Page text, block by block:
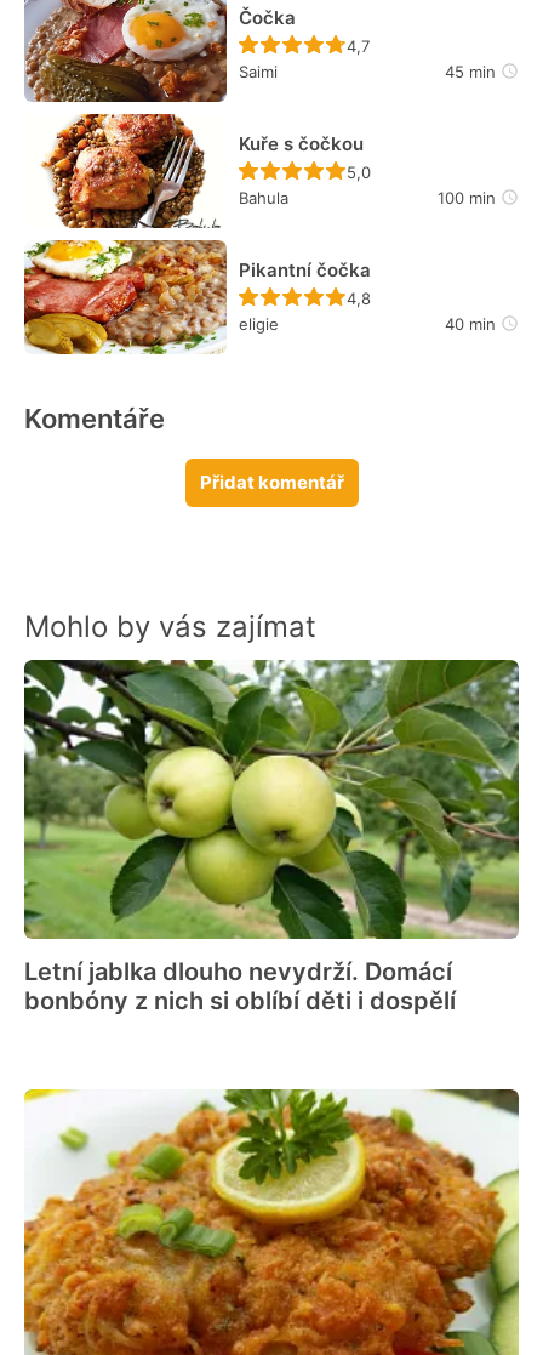
Čočka
Recept ještě nebyl
4,7
Saimi
45 min
Kuře s čočkou
Recept ještě nebyl
5,0
Bahula
100 min
Pikantní čočka
Recept ještě nebyl
4,8
eligie
40 min
Komentáře
Přidat komentář
Mohlo by vás zajímat
Letní jablka dlouho nevydrží. Domácí
bonbóny z nich si oblíbí děti i dospělí